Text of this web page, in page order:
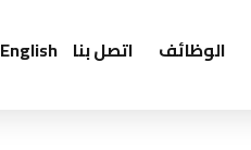
الوظائف اتصل بنا English